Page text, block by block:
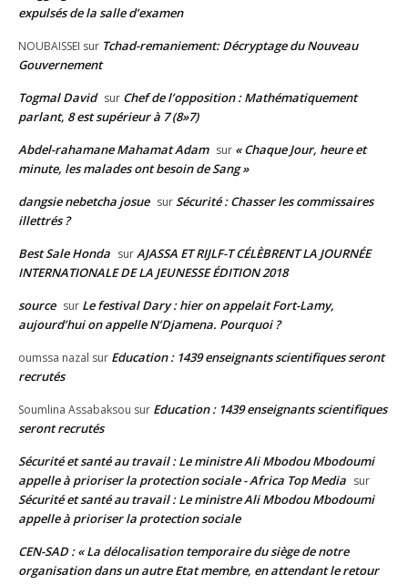
expulsés de la salle d’examen
NOUBAISSEI sur Tchad-remaniement: Décryptage du Nouveau
Gouvernement
Togmal David sur Chef de l’opposition : Mathématiquement
parlant, 8 est supérieur à 7 (8»7)
Abdel-rahamane Mahamat Adam sur « Chaque Jour, heure et
minute, les malades ont besoin de Sang »
dangsie nebetcha josue surSécurité : Chasser les commissaires
illettrés ?
Best Sale Honda surAJASSA ET RIJLF-T CÉLÈBRENT LA JOURNÉE
INTERNATIONALE DE LA JEUNESSE ÉDITION 2018
source sur Le festival Dary : hier on appelait Fort-Lamy,
aujourd’hui on appelle N’Djamena. Pourquoi ?
oumssa nazal sur Education : 1439 enseignants scientifiques seront
recrutés
Soumlina Assabaksou sur Education : 1439 enseignants scientifiques
seront recrutés
Sécurité et santé au travail : Le ministre Ali Mbodou Mbodoumi
appelle à prioriser la protection sociale - Africa Top Media sur
Sécurité et santé au travail : Le ministre Ali Mbodou Mbodoumi
appelle à prioriser la protection sociale
CEN-SAD : « La délocalisation temporaire du siège de notre
organisation dans un autre Etat membre, en attendant le retour